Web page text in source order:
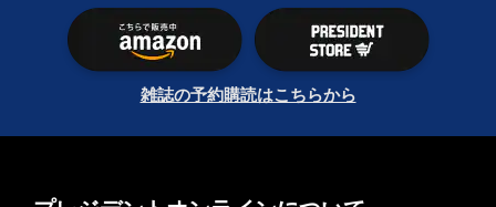
雑誌の予約購読はこちらから